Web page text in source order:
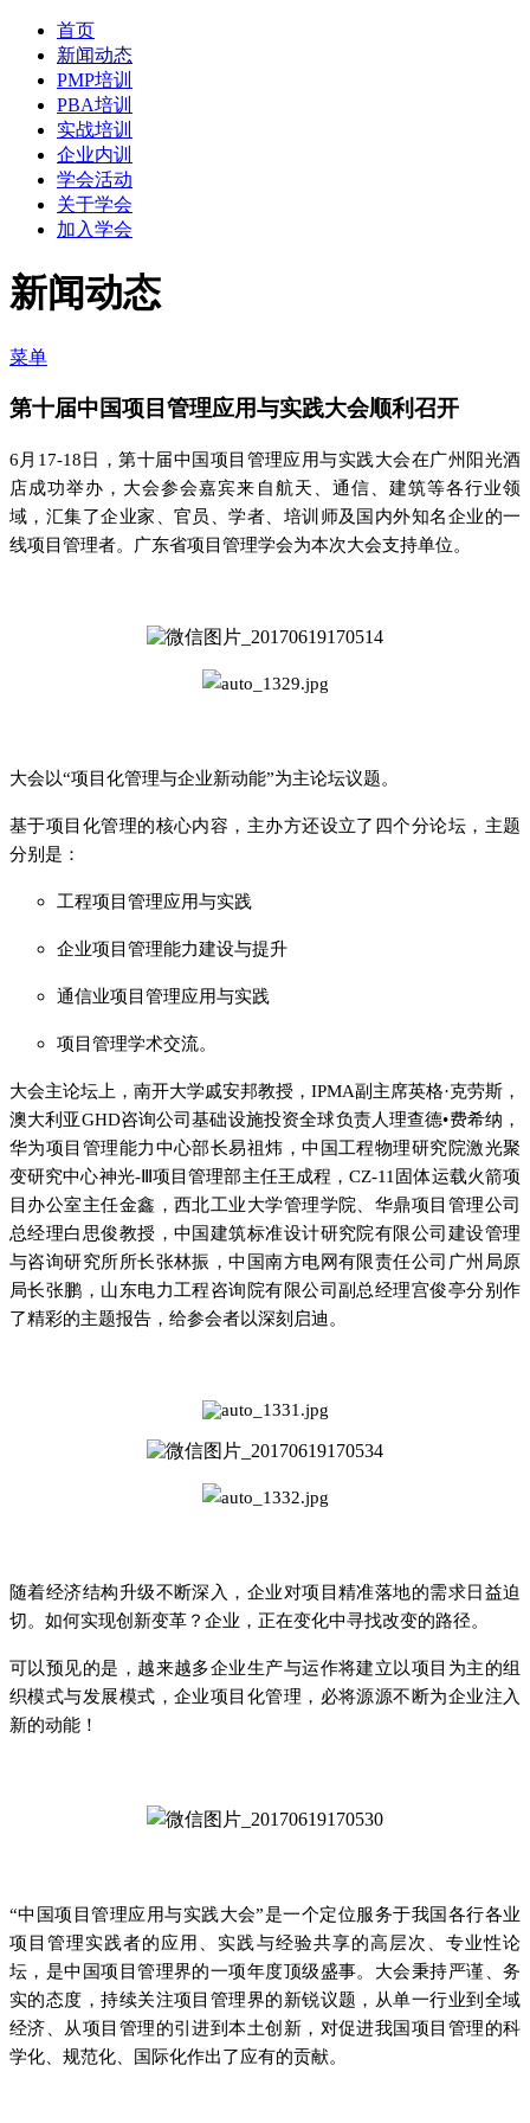
首页
新闻动态
PMP培训
PBA培训
实战培训
企业内训
学会活动
关于学会
加入学会
新闻动态
菜单
第十届中国项目管理应用与实践大会顺利召开
6月17-18日，第十届中国项目管理应用与实践大会在广州阳光酒
店成功举办，大会参会嘉宾来自航天、通信、建筑等各行业领
域，汇集了企业家、官员、学者、培训师及国内外知名企业的一
线项目管理者。广东省项目管理学会为本次大会支持单位。
大会以“项目化管理与企业新动能”为主论坛议题。
基于项目化管理的核心内容，主办方还设立了四个分论坛，主题
分别是：
工程项目管理应用与实践
企业项目管理能力建设与提升
通信业项目管理应用与实践
项目管理学术交流。
大会主论坛上，南开大学戚安邦教授，IPMA副主席英格·克劳斯，
澳大利亚GHD咨询公司基础设施投资全球负责人理查德•费希纳，
华为项目管理能力中心部长易祖炜，中国工程物理研究院激光聚
变研究中心神光-Ⅲ项目管理部主任王成程，CZ-11固体运载火箭项
目办公室主任金鑫，西北工业大学管理学院、华鼎项目管理公司
总经理白思俊教授，中国建筑标准设计研究院有限公司建设管理
与咨询研究所所长张林振，中国南方电网有限责任公司广州局原
局长张鹏，山东电力工程咨询院有限公司副总经理宫俊亭分别作
了精彩的主题报告，给参会者以深刻启迪。
随着经济结构升级不断深入，企业对项目精准落地的需求日益迫
切。如何实现创新变革？企业，正在变化中寻找改变的路径。
可以预见的是，越来越多企业生产与运作将建立以项目为主的组
织模式与发展模式，企业项目化管理，必将源源不断为企业注入
新的动能！
“中国项目管理应用与实践大会”是一个定位服务于我国各行各业
项目管理实践者的应用、实践与经验共享的高层次、专业性论
坛，是中国项目管理界的一项年度顶级盛事。大会秉持严谨、务
实的态度，持续关注项目管理界的新锐议题，从单一行业到全域
经济、从项目管理的引进到本土创新，对促进我国项目管理的科
学化、规范化、国际化作出了应有的贡献。